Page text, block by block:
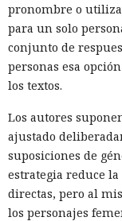
pronombre o
para un solo
conjunto de
personas esa
los textos.
Los autores
ajustado
suposiciones de
estrategia reduce
directas, pero al
los personajes